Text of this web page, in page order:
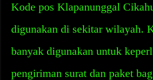
Kode pos Klapanunggal
digunakan di sekitar wilayah.
banyak digunakan untuk
pengiriman surat dan paket